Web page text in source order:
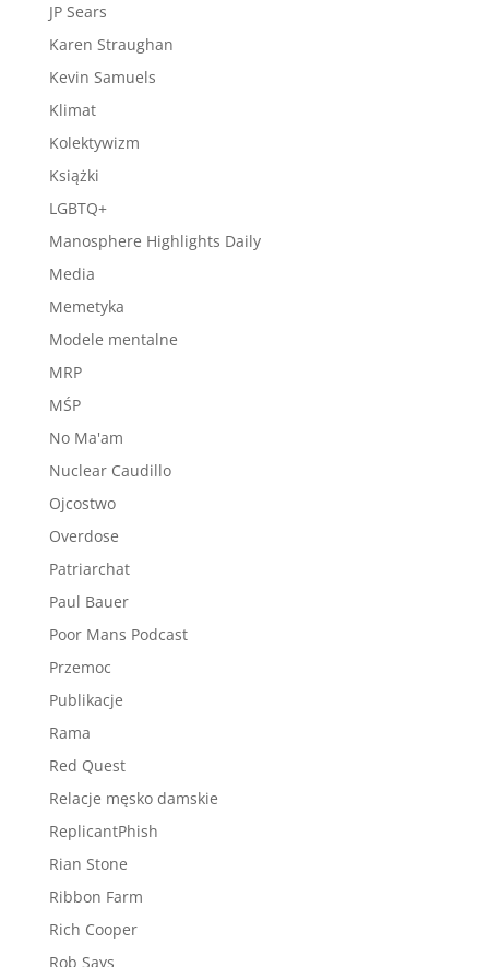
JP Sears
Karen Straughan
Kevin Samuels
Klimat
Kolektywizm
Książki
LGBTQ+
Manosphere Highlights Daily
Media
Memetyka
Modele mentalne
MRP
MŚP
No Ma'am
Nuclear Caudillo
Ojcostwo
Overdose
Patriarchat
Paul Bauer
Poor Mans Podcast
Przemoc
Publikacje
Rama
Red Quest
Relacje męsko damskie
ReplicantPhish
Rian Stone
Ribbon Farm
Rich Cooper
Rob Says